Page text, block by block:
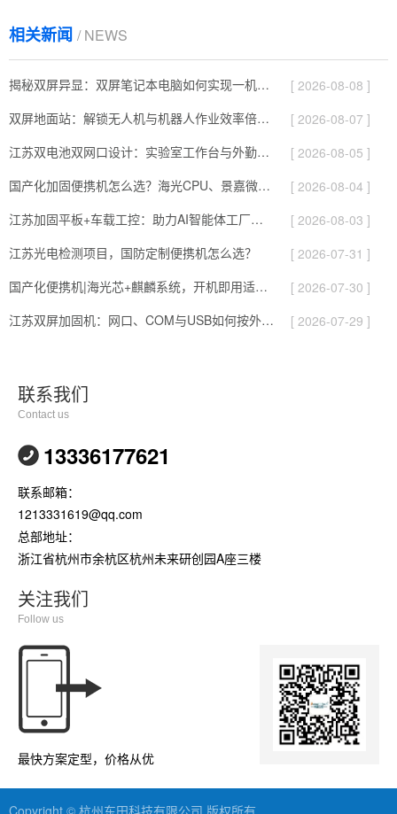
相关新闻 / NEWS
揭秘双屏异显：双屏笔记本电脑如何实现一机两用高效协同？
[ 2026-08-08 ]
双屏地面站：解锁无人机与机器人作业效率倍增的关键密码
[ 2026-08-07 ]
江苏双电池双网口设计：实验室工作台与外勤现场两用加固笔记本机型
[ 2026-08-05 ]
国产化加固便携机怎么选？海光CPU、景嘉微显卡与麒麟系统配置解析
[ 2026-08-04 ]
江苏加固平板+车载工控：助力AI智能体工厂落地
[ 2026-08-03 ]
江苏光电检测项目，国防定制便携机怎么选？
[ 2026-07-31 ]
国产化便携机|海光芯+麒麟系统，开机即用适配各类测试场景
[ 2026-07-30 ]
江苏双屏加固机：网口、COM与USB如何按外设匹配｜DTG-2173CU-JQ470MC
[ 2026-07-29 ]
联系我们
Contact us
13336177621
联系邮箱：
1213331619@qq.com
总部地址：
浙江省杭州市余杭区杭州未来研创园A座三楼
关注我们
Follow us
最快方案定型，价格从优